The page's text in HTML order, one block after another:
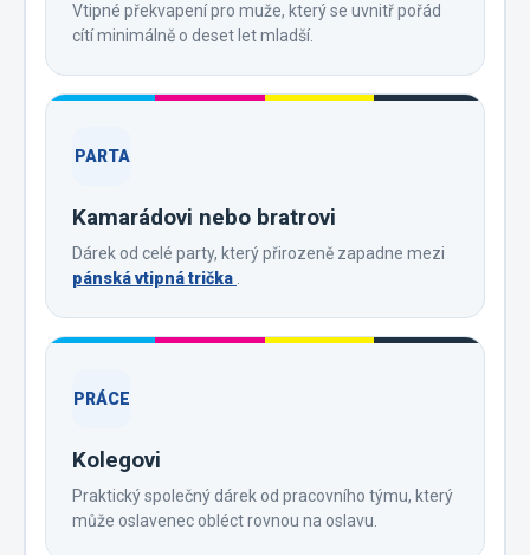
Vtipné překvapení pro muže, který se uvnitř pořád
cítí minimálně o deset let mladší.
PARTA
Kamarádovi nebo bratrovi
Dárek od celé party, který přirozeně zapadne mezi
pánská vtipná trička .
PRÁCE
Kolegovi
Praktický společný dárek od pracovního týmu, který
může oslavenec obléct rovnou na oslavu.